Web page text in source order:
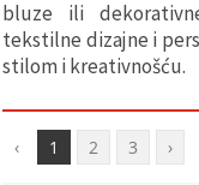
korisničko
iskustvo i,
uz vašu
privolu,
promet te
prikazivali
relevantniji
sadržaj i
bluze ili
tekstilne dizajne i
stilom i kreativnošću.
‹ 1 2 3 ›